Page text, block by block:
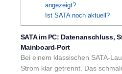
angezeigt?
Ist SATA noch aktuell?
SATA im PC: Datenanschluss,
Mainboard-Port
Bei einem klassischen SATA-
Strom klar getrennt. Das